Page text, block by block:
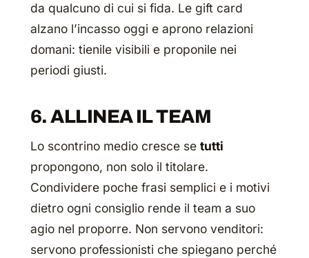
da qualcuno di cui si fida. Le gift card
alzano l’incasso oggi e aprono relazioni
domani: tienile visibili e proponile nei
periodi giusti.
6. ALLINEA IL TEAM
Lo scontrino medio cresce se tutti
propongono, non solo il titolare.
Condividere poche frasi semplici e i motivi
dietro ogni consiglio rende il team a suo
agio nel proporre. Non servono venditori:
servono professionisti che spiegano perché